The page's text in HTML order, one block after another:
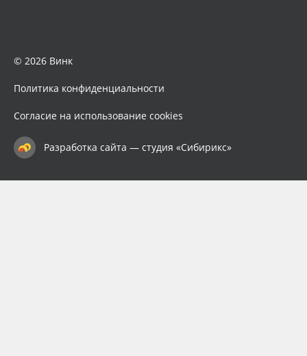
© 2026 Винк
Политика конфиденциальности
Согласие на использование cookies
Разработка сайта — студия «Сибирикс»